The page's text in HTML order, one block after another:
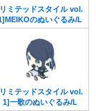
ミテッドスタイル vol.
のぬいぐるみ/L
ミテッドスタイル vol.
1]一歌のぬいぐるみ/L